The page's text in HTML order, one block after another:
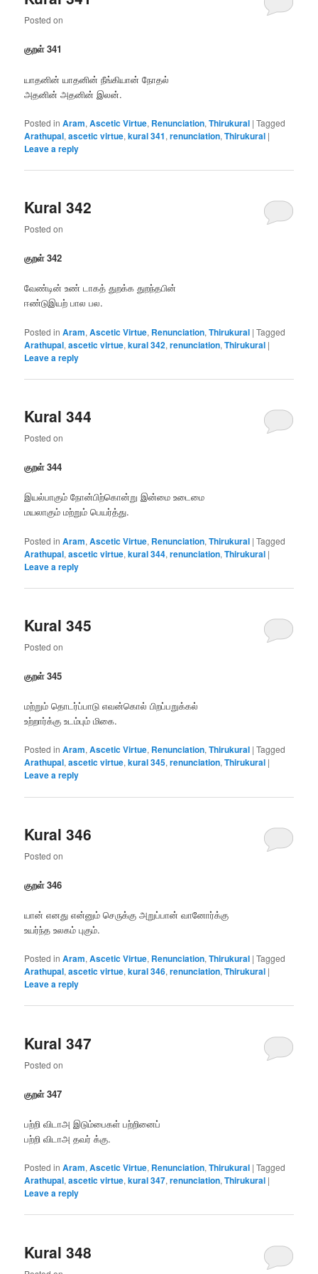
Posted on
குறள் 341
யாதனின் யாதனின் நீங்கியான் நோதல்
அதனின் அதனின் இலன்.
Posted in Aram,Ascetic Virtue, Renunciation,Thirukural |Tagged
Arathupal,ascetic virtue,kural 341,renunciation,Thirukural |
Leave a reply
Kural 342
Posted on
குறள் 342
வேண்டின் உண் டாகத் துறக்க துறந்தபின்
ஈண்டுஇயற் பால பல.
Posted in Aram,Ascetic Virtue, Renunciation,Thirukural |Tagged
Arathupal,ascetic virtue,kural 342,renunciation,Thirukural |
Leave a reply
Kural 344
Posted on
குறள் 344
இயல்பாகும் நோன்பிற்கொன்று இன்மை உடைமை
மயலாகும் மற்றும் பெயர்த்து.
Posted in Aram,Ascetic Virtue, Renunciation,Thirukural |Tagged
Arathupal,ascetic virtue,kural 344,renunciation,Thirukural |
Leave a reply
Kural 345
Posted on
குறள் 345
மற்றும் தொடர்ப்பாடு எவன்கொல் பிறப்பறுக்கல்
உற்றார்க்கு உடம்பும் மிகை.
Posted in Aram,Ascetic Virtue, Renunciation,Thirukural |Tagged
Arathupal,ascetic virtue,kural 345,renunciation,Thirukural |
Leave a reply
Kural 346
Posted on
குறள் 346
யான் எனது என்னும் செருக்கு அறுப்பான் வானோர்க்கு
உயர்ந்த உலகம் புகும்.
Posted in Aram,Ascetic Virtue, Renunciation,Thirukural |Tagged
Arathupal,ascetic virtue,kural 346,renunciation,Thirukural |
Leave a reply
Kural 347
Posted on
குறள் 347
பற்றி விடாஅ இடும்பைகள் பற்றினைப்
பற்றி விடாஅ தவர் க்கு.
Posted in Aram,Ascetic Virtue, Renunciation,Thirukural |Tagged
Arathupal,ascetic virtue,kural 347,renunciation,Thirukural |
Leave a reply
Kural 348